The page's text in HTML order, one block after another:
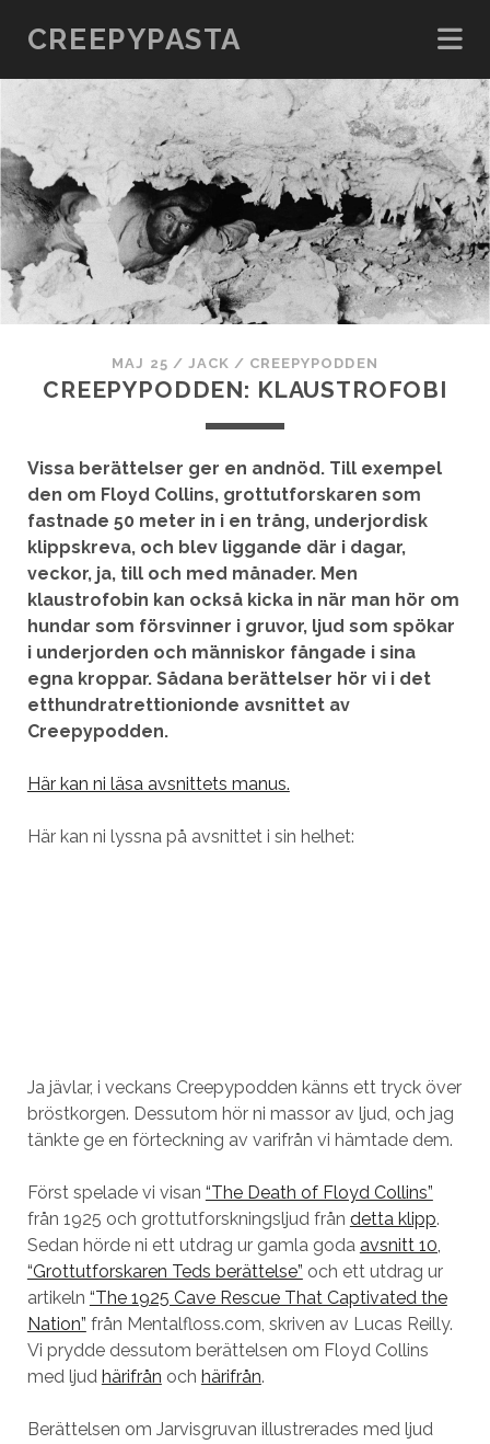
CREEPYPASTA
MAJ 25 / JACK / CREEPYPODDEN
CREEPYPODDEN: KLAUSTROFOBI
Vissa berättelser ger en andnöd. Till exempel
den om Floyd Collins, grottutforskaren som
fastnade 50 meter in i en trång, underjordisk
klippskreva, och blev liggande där i dagar,
veckor, ja, till och med månader. Men
klaustrofobin kan också kicka in när man hör om
hundar som försvinner i gruvor, ljud som spökar
i underjorden och människor fångade i sina
egna kroppar. Sådana berättelser hör vi i det
etthundratrettionionde avsnittet av
Creepypodden.
Här kan ni läsa avsnittets manus.
Här kan ni lyssna på avsnittet i sin helhet:
Ja jävlar, i veckans Creepypodden känns ett tryck över
bröstkorgen. Dessutom hör ni massor av ljud, och jag
tänkte ge en förteckning av varifrån vi hämtade dem.
Först spelade vi visan “The Death of Floyd Collins”
från 1925 och grottutforskningsljud från detta klipp.
Sedan hörde ni ett utdrag ur gamla goda avsnitt 10,
“Grottutforskaren Teds berättelse” och ett utdrag ur
artikeln “The 1925 Cave Rescue That Captivated the
Nation” från Mentalfloss.com, skriven av Lucas Reilly.
Vi prydde dessutom berättelsen om Floyd Collins
med ljud härifrån och härifrån.
Berättelsen om Jarvisgruvan illustrerades med ljud